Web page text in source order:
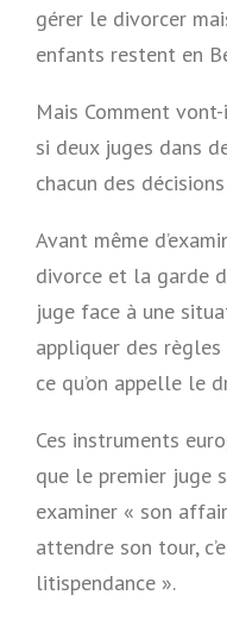
gérer le divorcer
enfants restent en
Mais Comment
si deux juges dans
chacun des
Avant même
divorce et la garde
juge face à une
appliquer des règles
ce qu’on appelle le
Ces instruments
que le premier juge
examiner « son
attendre son tour,
litispendance ».